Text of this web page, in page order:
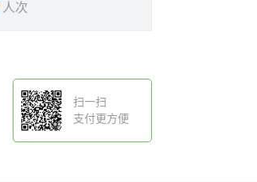
人次
扫一扫
支付更方便